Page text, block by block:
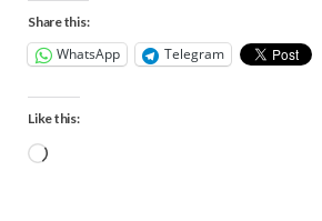
Share this:
WhatsApp Telegram
Like this: